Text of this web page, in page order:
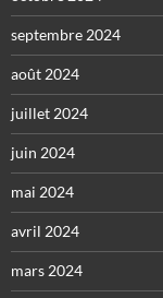
septembre 2024
août 2024
juillet 2024
juin 2024
mai 2024
avril 2024
mars 2024